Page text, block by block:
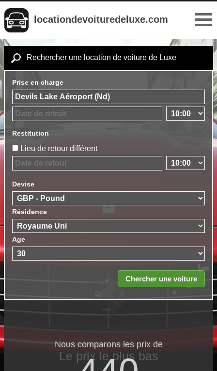
locationdevoituredeluxe.com
Rechercher une location de voiture de Luxe
Prise en charge
Restitution
Lieu de retour différent
Devise
Résidence
Age
Nous comparons les prix de
Le prix le​ plus bas